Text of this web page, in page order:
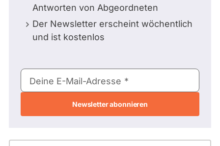
Antworten von Abgeordneten
Der Newsletter erscheint wöchentlich
und ist kostenlos
E-
Mail-
Deine E-Mail-Adresse